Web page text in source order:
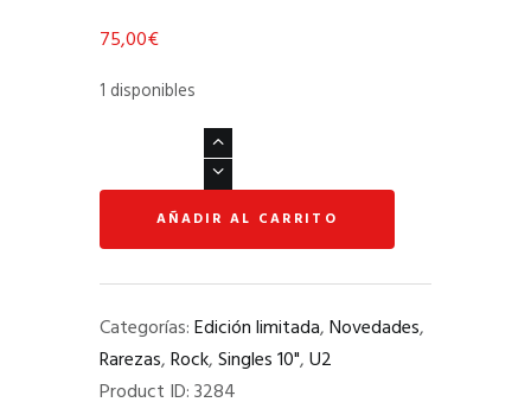
75,00€
1 disponibles
JOSHUA
REMASTERED
&
LIVE
AÑADIR AL CARRITO
Categorías:Edición limitada,Novedades,
Rarezas,Rock,Singles 10",U2
Product ID:3284